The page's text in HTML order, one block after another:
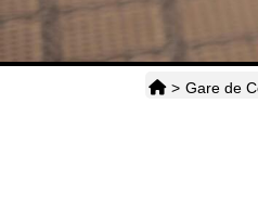
> Gare de